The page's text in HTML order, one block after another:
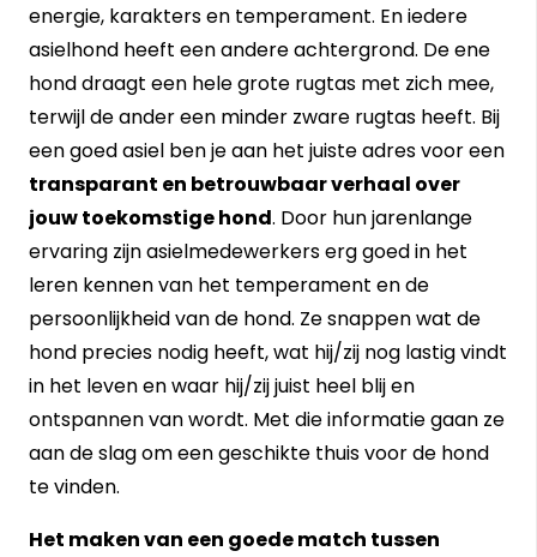
energie, karakters en temperament. En iedere
asielhond heeft een andere achtergrond. De ene
hond draagt een hele grote rugtas met zich mee,
terwijl de ander een minder zware rugtas heeft. Bij
een goed asiel ben je aan het juiste adres voor een
transparant en betrouwbaar verhaal over
jouw toekomstige hond. Door hun jarenlange
ervaring zijn asielmedewerkers erg goed in het
leren kennen van het temperament en de
persoonlijkheid van de hond. Ze snappen wat de
hond precies nodig heeft, wat hij/zij nog lastig vindt
in het leven en waar hij/zij juist heel blij en
ontspannen van wordt. Met die informatie gaan ze
aan de slag om een geschikte thuis voor de hond
te vinden.
Het maken van een goede match tussen